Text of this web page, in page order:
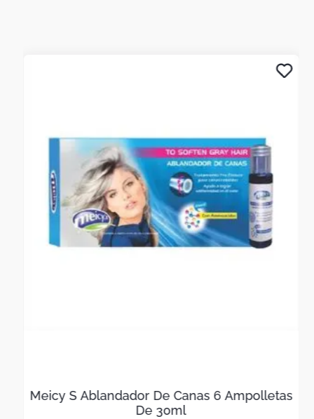
Meicy S Ablandador De Canas 6 Ampolletas
De 30ml